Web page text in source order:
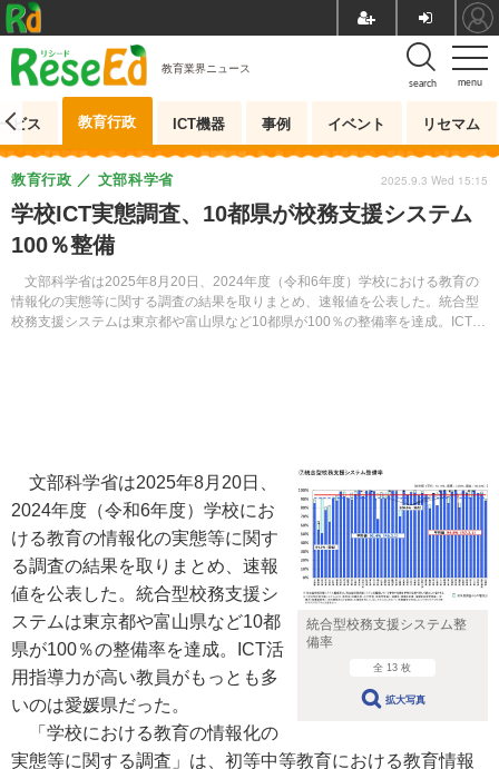
menu
search
教育業界ニュース
ビス 教育行政 ICT機器 事例 イベント リセマム
学校ICT実態調査、10都県が校務支援システム
100％整備
文部科学省は2025年8月20日、2024年度（令和6年度）学校における教育の
情報化の実態等に関する調査の結果を取りまとめ、速報値を公表した。統合型
校務支援システムは東京都や富山県など10都県が100％の整備率を達成。ICT活
教育行政 文部科学省 2025.9.3 Wed 15:15
統合型校務支援システム整
備率
全 13 枚
拡大写真
文部科学省は2025年8月20日、
2024年度（令和6年度）学校にお
ける教育の情報化の実態等に関す
る調査の結果を取りまとめ、速報
値を公表した。統合型校務支援シ
ステムは東京都や富山県など10都
県が100％の整備率を達成。ICT活
用指導力が高い教員がもっとも多
いのは愛媛県だった。
「学校における教育の情報化の
実態等に関する調査」は、初等中等教育における教育情報